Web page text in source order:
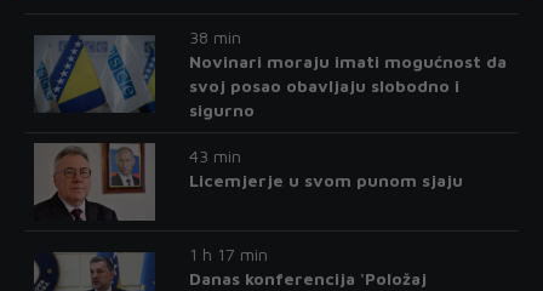
38 min
Novinari moraju imati mogućnost da
svoj posao obavljaju slobodno i
sigurno
43 min
Licemjerje u svom punom sjaju
1 h 17 min
Danas konferencija 'Položaj